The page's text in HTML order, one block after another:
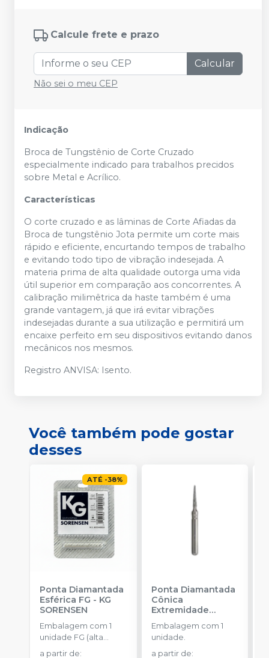
Calcule frete e prazo
Calcular
Não sei o meu CEP
Indicação
Broca de Tungstênio de Corte Cruzado
especialmente indicado para trabalhos precidos
sobre Metal e Acrílico.
Características
O corte cruzado e as lâminas de Corte Afiadas da
Broca de tungstênio Jota permite um corte mais
rápido e eficiente, encurtando tempos de trabalho
e evitando todo tipo de vibração indesejada. A
materia prima de alta qualidade outorga uma vida
útil superior em comparação aos concorrentes. A
calibração milimêtrica da haste também é uma
grande vantagem, já que irá evitar vibrações
indesejadas durante a sua utilização e permitirá um
encaixe perfeito em seu dispositivos evitando danos
mecânicos nos mesmos.
Registro ANVISA: Isento.
Você também pode gostar
desses
ATÉ -38%
Ponta Diamantada
Esférica FG - KG
SORENSEN
Embalagem com 1
unidade FG (alta
rotação).
a partir de:
Ponta Diamantada
Cônica
Extremidade
Arredondada FG
KG SORENSEN
Embalagem com 1
unidade.
a partir de: